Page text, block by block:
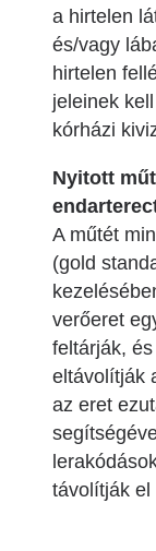
a hirtelen
és/vagy
hirtelen
jeleinek
kórházi
Nyitott
A műtét
(gold
verőeret
feltárják,
eltávolítják
az eret
távolítják el